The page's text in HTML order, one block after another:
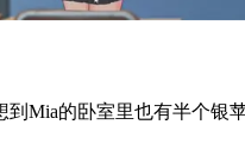
Mia的卧室里也有半个